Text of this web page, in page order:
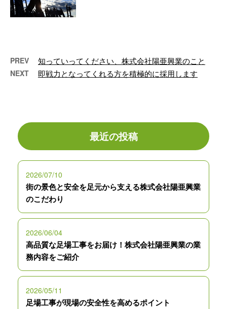
PREV 知っていってください、株式会社陽亜興業のこと
NEXT 即戦力となってくれる方を積極的に採用します
最近の投稿
2026/07/10
街の景色と安全を足元から支える株式会社陽亜興業
のこだわり
2026/06/04
高品質な足場工事をお届け！株式会社陽亜興業の業
務内容をご紹介
2026/05/11
足場工事が現場の安全性を高めるポイント